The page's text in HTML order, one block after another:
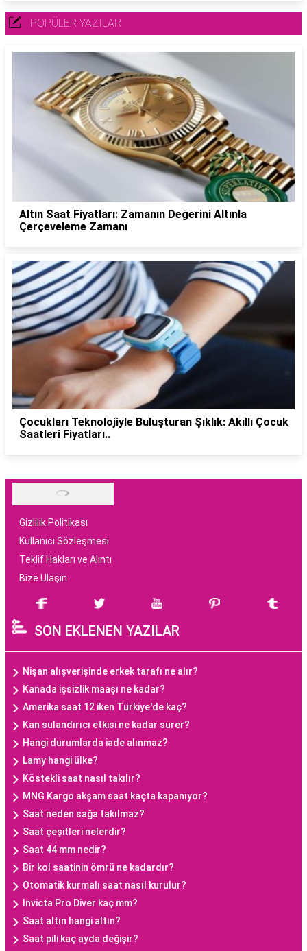
POPÜLER YAZILAR
Altın Saat Fiyatları: Zamanın Değerini Altınla
Çerçeveleme Zamanı
Çocukları Teknolojiyle Buluşturan Şıklık: Akıllı Çocuk
Saatleri Fiyatları..
Gizlilik Politikası
Kullanıcı Sözleşmesi
Teklif Hakları ve Alıntı
Bize Ulaşın
SON EKLENEN YAZILAR
Nişan alışverişinde erkek tarafı ne alır?
Kanada işsizlik maaşı ne kadar?
Amerika saat 12 iken Türkiye'de kaç?
Kan sulandırıcı etkisi ne kadar sürer?
Hangi durumlarda iade alınmaz?
Lamy hangi ülke?
Köstekli saat nasıl takılır?
MNG Kargo akşam saat kaçta kapanıyor?
Saat neden sağa takılmaz?
Saat çeşitleri nelerdir?
Saat 44 mm nedir?
Bir kol saatinin ömrü ne kadardır?
Otomatik kurmalı saat nasıl kurulur?
Invicta Pro Diver kaç mm?
Saat altın hangi altın?
Saat pili kaç ayda değişir?